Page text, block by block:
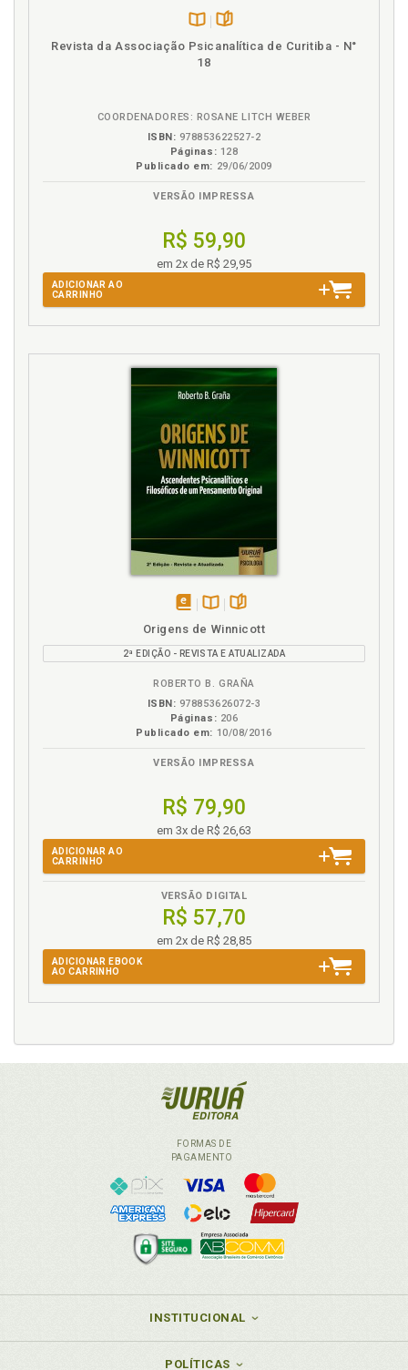
Disponível
na
páginas
Revista da Associação Psicanalítica de Curitiba - N°
18
COORDENADORES: ROSANE LITCH WEBER
ISBN: 978853622527-2
Páginas: 128
Publicado em: 29/06/2009
VERSÃO IMPRESSA
R$ 59,90
em 2x de R$ 29,95
ADICIONAR AO
CARRINHO
disponível
eBookB.V.
Origens de Winnicott
2ª EDIÇÃO - REVISTA E ATUALIZADA
ROBERTO B. GRAÑA
ISBN: 978853626072-3
Páginas: 206
Publicado em: 10/08/2016
VERSÃO IMPRESSA
R$ 79,90
em 3x de R$ 26,63
ADICIONAR AO
CARRINHO
VERSÃO DIGITAL
R$ 57,70
em 2x de R$ 28,85
ADICIONAR EBOOK
AO CARRINHO
FORMAS DE
PAGAMENTO
INSTITUCIONAL
POLÍTICAS